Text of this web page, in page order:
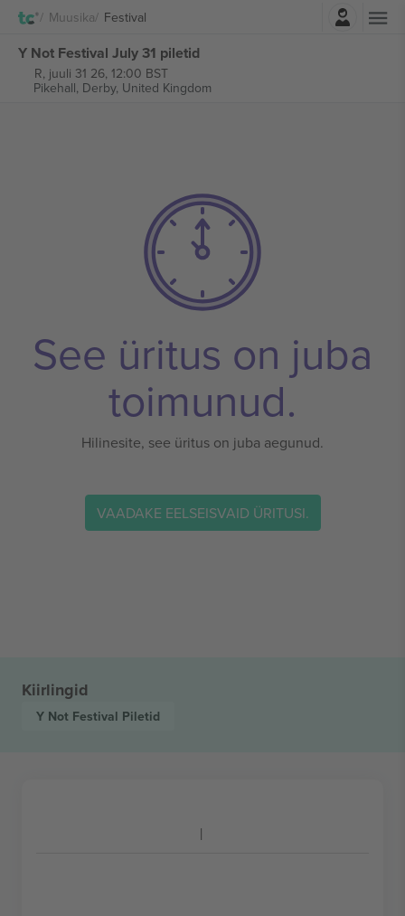
Muusika Festival
Y Not Festival July 31 piletid
R, juuli 31 26, 12:00 BST
Pikehall, Derby, United Kingdom
See üritus on juba
toimunud.
Hilinesite, see üritus on juba aegunud.
VAADAKE EELSEISVAID ÜRITUSI.
Kiirlingid
Y Not Festival Piletid